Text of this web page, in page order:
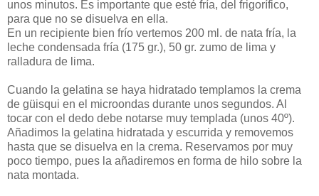
unos minutos. Es importante que esté fría, del frigorífico,
para que no se disuelva en ella.
En un recipiente bien frío vertemos 200 ml. de nata fría, la
leche condensada fría (175 gr.), 50 gr. zumo de lima y
ralladura de lima.
Cuando la gelatina se haya hidratado templamos la crema
de güisqui en el microondas durante unos segundos. Al
tocar con el dedo debe notarse muy templada (unos 40º).
Añadimos la gelatina hidratada y escurrida y removemos
hasta que se disuelva en la crema. Reservamos por muy
poco tiempo, pues la añadiremos en forma de hilo sobre la
nata montada.